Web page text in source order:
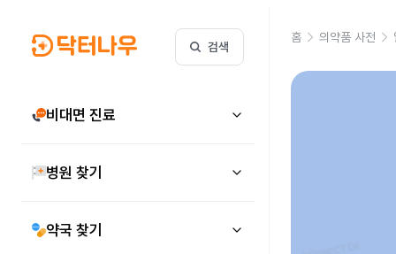
검색
비대면 진료
병원 찾기
약국 찾기
홈 의약품 사전